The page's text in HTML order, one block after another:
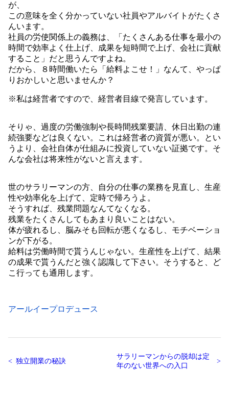
が、
この意味を全く分かっていない社員やアルバイトがたくさ
んいます。
社員の労使関係上の義務は、「たくさんある仕事を最小の
時間で効率よく仕上げ、成果を短時間で上げ、会社に貢献
すること」だと思うんですよね。
だから、８時間働いたら「給料よこせ！」なんて、やっぱ
りおかしいと思いませんか？
※私は経営者ですので、経営者目線で発言しています。
そりゃ、過度の労働強制や長時間残業要請、休日出勤の連
続強要などは良くない。これは経営者の資質が悪い。とい
うより、会社自体が仕組みに投資していない証拠です。そ
んな会社は将来性がないと言えます。
世のサラリーマンの方、自分の仕事の業務を見直し、生産
性や効率化を上げて、定時で帰ろうよ。
そうすれば、残業問題なんてなくなる。
残業をたくさんしてもあまり良いことはない。
体が疲れるし、脳みそも回転が悪くなるし、モチベーショ
ンが下がる。
給料は労働時間で貰うんじゃない。生産性を上げて、結果
の成果で貰うんだと強く認識して下さい。そうすると、ど
こ行っても通用します。
アールイープロデュース
独立開業の秘訣
サラリーマンからの脱却は定
年のない世界への入口